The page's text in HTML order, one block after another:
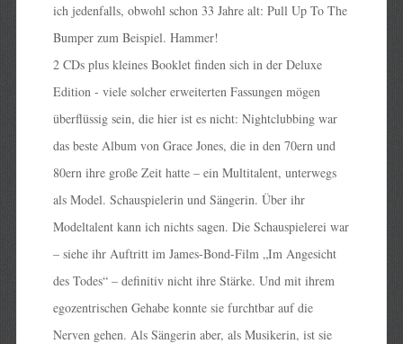
ich jedenfalls, obwohl schon 33 Jahre alt: Pull Up To The
Bumper zum Beispiel. Hammer!
2 CDs plus kleines Booklet finden sich in der Deluxe
Edition - viele solcher erweiterten Fassungen mögen
überflüssig sein, die hier ist es nicht: Nightclubbing war
das beste Album von Grace Jones, die in den 70ern und
80ern ihre große Zeit hatte – ein Multitalent, unterwegs
als Model. Schauspielerin und Sängerin. Über ihr
Modeltalent kann ich nichts sagen. Die Schauspielerei war
– siehe ihr Auftritt im James-Bond-Film „Im Angesicht
des Todes“ – definitiv nicht ihre Stärke. Und mit ihrem
egozentrischen Gehabe konnte sie furchtbar auf die
Nerven gehen. Als Sängerin aber, als Musikerin, ist sie